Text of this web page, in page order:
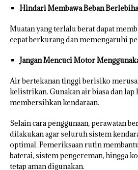
Hindari Membawa Beban
Muatan yang terlalu berat dapat
cepat berkurang dan memengaruhi
Jangan Mencuci Motor
Air bertekanan tinggi berisiko
kelistrikan. Gunakan air biasa dan lap
membersihkan kendaraan.
Selain cara penggunaan, perawatan
dilakukan agar seluruh sistem
optimal. Pemeriksaan rutin
baterai, sistem pengereman, hingga
tetap aman digunakan.